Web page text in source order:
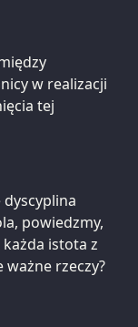
w realizacji
tej
dyscyplina
powiedzmy,
istota z
rzeczy?